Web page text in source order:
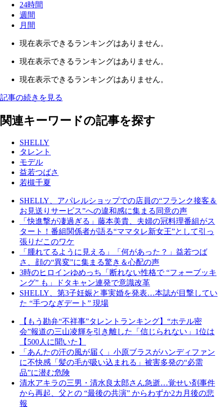
24時間
週間
月間
現在表示できるランキングはありません。
現在表示できるランキングはありません。
現在表示できるランキングはありません。
記事の続きを見る
関連キーワードの記事を探す
SHELLY
タレント
モデル
益若つばさ
若槻千夏
SHELLY、アパレルショップでの店員の“フランク接客＆
お見送りサービス”への違和感に集まる同意の声
「快進撃が凄過ぎる」藤本美貴、夫婦の冠料理番組がス
タート！番組関係者が語る“ママタレ新女王”として引っ
張りだこのワケ
「腫れてるように見える」「何があった？」益若つば
さ、顔の“異変”に集まる驚き＆心配の声
3時のヒロインゆめっち「断れない性格で “フォーブッキ
ング” も」ドタキャン連発で意識改革
SHELLY、第3子妊娠と事実婚を発表…本誌が目撃してい
た “手つなぎデート” 現場
【もう勘弁“不祥事”タレントランキング】“ホテル密
会”報道の三山凌輝を引き離した「信じられない」1位は
【500人に聞いた】
「あんたの汗の風が届く」小原ブラスがハンディファン
に不快感「髪の毛が吸い込まれる」被害多発の“必需
品”に潜む危険
清水アキラの三男・清水良太郎さん急逝…覚せい剤事件
から再起、父との “最後の共演” からわずか2カ月後の悲
報